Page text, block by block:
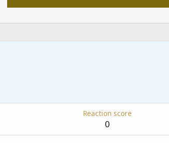
Reaction score
0